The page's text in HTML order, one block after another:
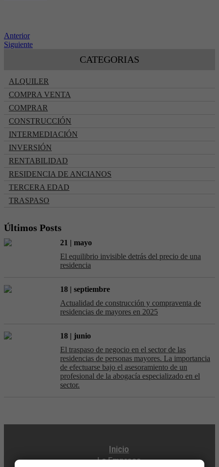
Anterior
Siguiente
CATEGORIAS
ALQUILER
COMPRA VENTA
COMPRAR
CONSTRUCCIÓN
INTERMEDIACIÓN
INVERSIÓN
RENTABILIDAD
RESIDENCIA DE ANCIANOS
TERCERA EDAD
TRASPASO
Últimos Posts
21 | mayo
El equilibrio invisible detrás del precio de una
residencia
18 | septiembre
Actualidad de construcción y compraventa de
residencias de mayores en 2025
18 | junio
El traspaso de negocio en el sector de las
residencias de personas mayores. La importancia
de efectuarse bajo el asesoramiento de un
profesional de la abogacía especializado en el
sector.
Inicio
La Empresa